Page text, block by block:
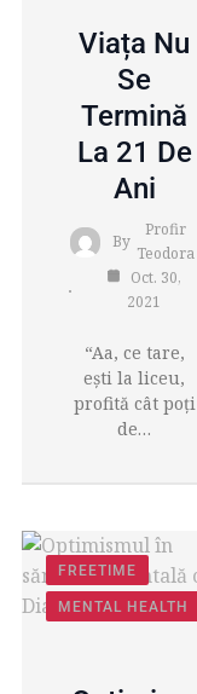
Viața Nu
Se
Termină
La 21 De
Ani
By
Profir
Teodora
Oct. 30,
2021
“Aa, ce tare,
ești la liceu,
profită cât poți
de…
FREETIME
MENTAL HEALTH